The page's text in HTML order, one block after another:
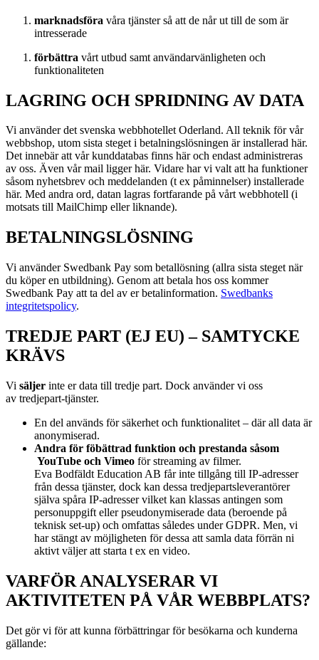
marknadsföra våra tjänster så att de når ut till de som är
intresserade
förbättra vårt utbud samt användarvänligheten och
funktionaliteten
LAGRING OCH SPRIDNING AV DATA
Vi använder det svenska webbhotellet Oderland. All teknik för vår
webbshop, utom sista steget i betalningslösningen är installerad här.
Det innebär att vår kunddatabas finns här och endast administreras
av oss. Även vår mail ligger här. Vidare har vi valt att ha funktioner
såsom nyhetsbrev och meddelanden (t ex påminnelser) installerade
här. Med andra ord, datan lagras fortfarande på vårt webbhotell (i
motsats till MailChimp eller liknande).
BETALNINGSLÖSNING
Vi använder Swedbank Pay som betallösning (allra sista steget när
du köper en utbildning). Genom att betala hos oss kommer
Swedbank Pay att ta del av er betalinformation. Swedbanks
integritetspolicy.
TREDJE PART (EJ EU) – SAMTYCKE
KRÄVS
Vi säljer inte er data till tredje part. Dock använder vi oss
av tredjepart-tjänster.
En del används för säkerhet och funktionalitet – där all data är
anonymiserad.
Andra för föbättrad funktion och prestanda såsom
YouTube och Vimeo för streaming av filmer.
Eva Bodfäldt Education AB får inte tillgång till IP-adresser
från dessa tjänster, dock kan dessa tredjepartsleverantörer
själva spåra IP-adresser vilket kan klassas antingen som
personuppgift eller pseudonymiserade data (beroende på
teknisk set-up) och omfattas således under GDPR. Men, vi
har stängt av möjligheten för dessa att samla data förrän ni
aktivt väljer att starta t ex en video.
VARFÖR ANALYSERAR VI
AKTIVITETEN PÅ VÅR WEBBPLATS?
Det gör vi för att kunna förbättringar för besökarna och kunderna
gällande: